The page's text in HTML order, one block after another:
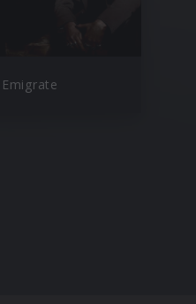
Emigrate